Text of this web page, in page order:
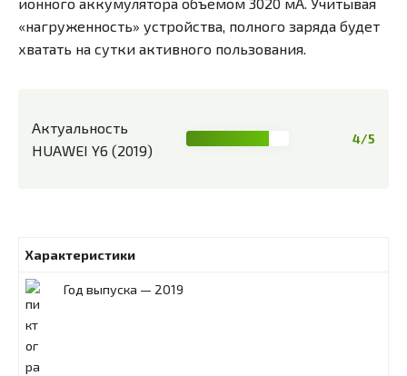
«нагруженность» устройства, полного заряда будет
хватать на сутки активного пользования.
Актуальность
HUAWEI Y6 (2019)
4/5
Характеристики
Год выпуска — 2019